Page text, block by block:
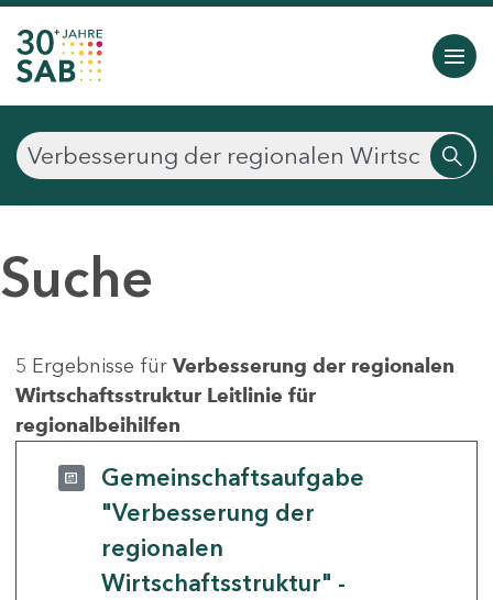
Suche
5 Ergebnisse für Verbesserung der regionalen
Wirtschaftsstruktur Leitlinie für
regionalbeihilfen
Gemeinschaftsaufgabe
"Verbesserung der
regionalen
Wirtschaftsstruktur" -